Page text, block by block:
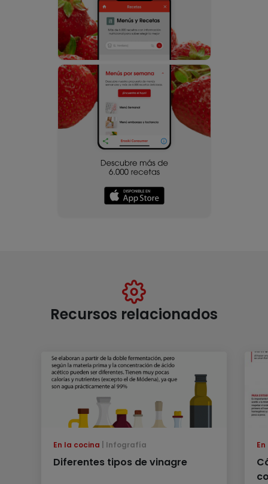
Recursos relacionados
En la cocina Infografía
Diferentes tipos de vinagre